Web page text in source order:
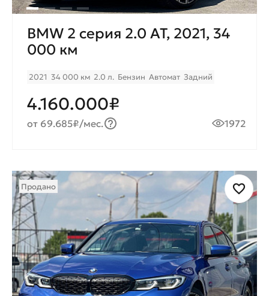
BMW 2 серия 2.0 AT, 2021, 34
000 км
2021 34 000 км 2.0 л. Бензин Автомат Задний
4.160.000₽
от 69.685₽/мес. 1972
Продано